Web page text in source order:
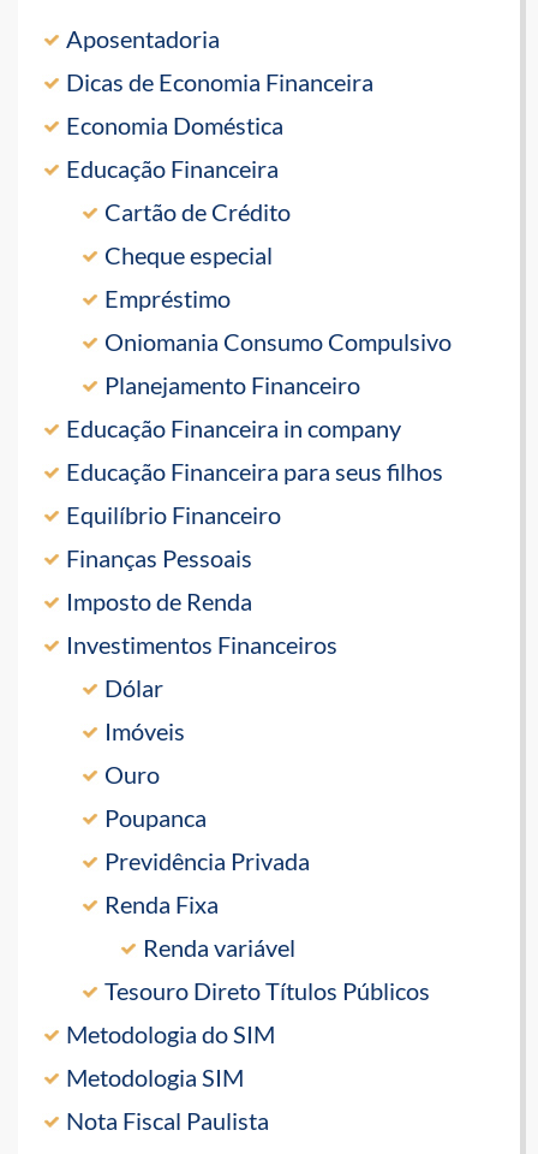
Aposentadoria
Dicas de Economia Financeira
Economia Doméstica
Educação Financeira
Cartão de Crédito
Cheque especial
Empréstimo
Oniomania Consumo Compulsivo
Planejamento Financeiro
Educação Financeira in company
Educação Financeira para seus filhos
Equilíbrio Financeiro
Finanças Pessoais
Imposto de Renda
Investimentos Financeiros
Dólar
Imóveis
Ouro
Poupanca
Previdência Privada
Renda Fixa
Renda variável
Tesouro Direto Títulos Públicos
Metodologia do SIM
Metodologia SIM
Nota Fiscal Paulista